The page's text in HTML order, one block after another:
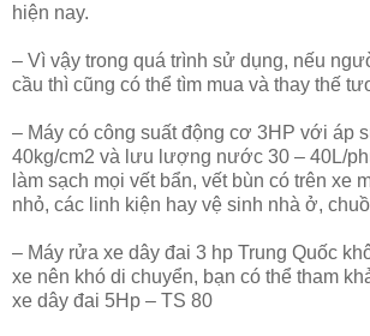
hiện nay.
– Vì vậy trong quá trình sử dụng, nếu
cầu thì cũng có thể tìm mua và thay thế
– Máy có công suất động cơ 3HP với áp
40kg/cm2 và lưu lượng nước 30 – 40L/
làm sạch mọi vết bẩn, vết bùn có trên xe
nhỏ, các linh kiện hay vệ sinh nhà ở,
– Máy rửa xe dây đai 3 hp Trung Quốc
xe nên khó di chuyển, bạn có thể tham
xe dây đai 5Hp – TS 80